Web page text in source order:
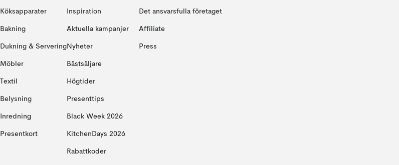
Köksapparater
Bakning
Dukning & Servering
Möbler
Textil
Belysning
Inredning
Presentkort
Inspiration
Aktuella kampanjer
Nyheter
Bästsäljare
Högtider
Presenttips
Black Week 2026
KitchenDays 2026
Rabattkoder
Det ansvarsfulla företaget
Affiliate
Press